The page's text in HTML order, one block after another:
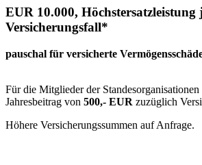
EUR 10.000, Höchstersatzleistung
Versicherungsfall*
pauschal für versicherte
Für die Mitglieder der
Jahresbeitrag von 500,- EUR zuzüglich
Höhere Versicherungssummen auf Anfrage.